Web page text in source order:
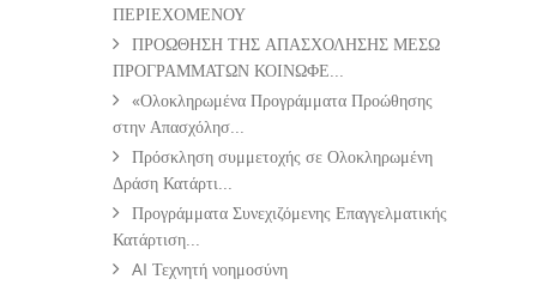
ΠΕΡΙΕΧΟΜΕΝΟΥ
ΠΡΟΩΘΗΣΗ ΤΗΣ ΑΠΑΣΧΟΛΗΣΗΣ ΜΕΣΩ
ΠΡΟΓΡΑΜΜΑΤΩΝ ΚΟΙΝΩΦΕ...
«Ολοκληρωμένα Προγράμματα Προώθησης
στην Απασχόλησ...
Πρόσκληση συμμετοχής σε Ολοκληρωμένη
Δράση Κατάρτι...
Προγράμματα Συνεχιζόμενης Επαγγελματικής
Κατάρτιση...
AI Τεχνητή νοημοσύνη